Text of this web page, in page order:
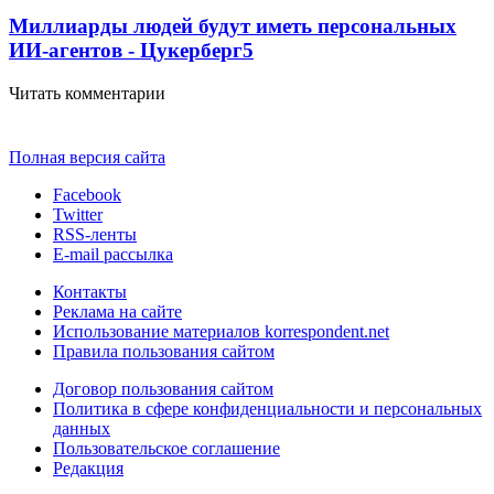
Миллиарды людей будут иметь персональных
ИИ-агентов - Цукерберг5
Читать комментарии
Полная версия сайта
Facebook
Twitter
RSS-ленты
E-mail рассылка
Контакты
Реклама на сайте
Использование материалов korrespondent.net
Правила пользования сайтом
Договор пользования сайтом
Политика в сфере конфиденциальности и персональных
данных
Пользовательское соглашение
Редакция